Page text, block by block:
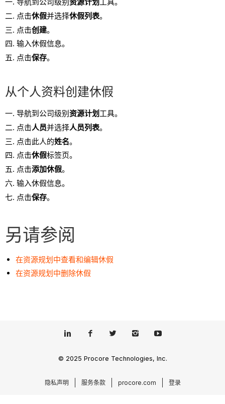
点击休假并选择休假列表。
点击创建。
输入休假信息。
点击保存。
从个人资料创建休假
导航到公司级别 资源计划 工具。
点击人员并选择人员列表。
点击此人的姓名。
点击休假标签页。
点击添加休假。
输入休假信息。
点击保存。
另请参阅
在资源规划中查看和编辑休假
在资源规划中删除休假
© 2025 Procore Technologies, Inc.
隐私声明 服务条款 procore.com 登录